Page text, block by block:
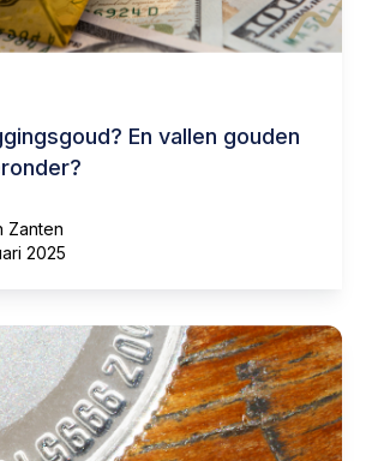
En vallen gouden
Zanten
2025